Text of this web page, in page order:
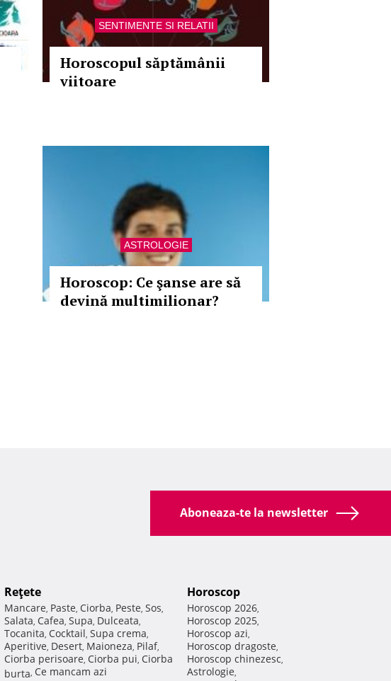
SENTIMENTE SI RELATII
Horoscopul săptămânii
viitoare
ASTROLOGIE
Horoscop: Ce şanse are să
devină multimilionar?
Aboneaza-te la newsletter
Reţete
Mancare, Paste, Ciorba, Peste, Sos,
Salata, Cafea, Supa, Dulceata,
Tocanita, Cocktail, Supa crema,
Aperitive, Desert, Maioneza, Pilaf,
Ciorba perisoare, Ciorba pui, Ciorba
burta, Ce mancam azi
Horoscop
Horoscop 2026,
Horoscop 2025,
Horoscop azi,
Horoscop dragoste,
Horoscop chinezesc,
Astrologie,